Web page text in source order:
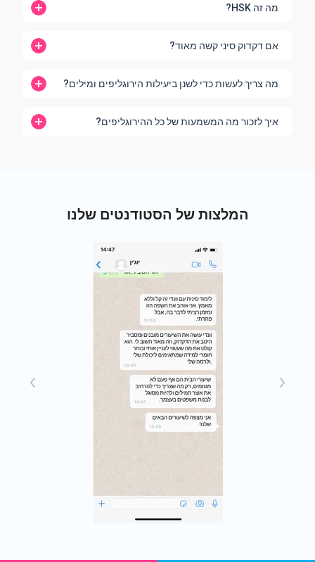
מה זה HSK?
אם דקדוק סיני קשה מאוד?
מה צריך לעשות כדי לשנן ביעילות הירוגליפים ומילים?
איך לזכור מה המשמעות של כל ההירוגליפים?
המלצות של הסטודנטים שלנו